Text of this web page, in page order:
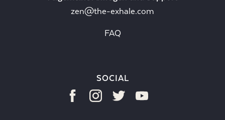
zen@the-exhale.com
FAQ
SOCIAL